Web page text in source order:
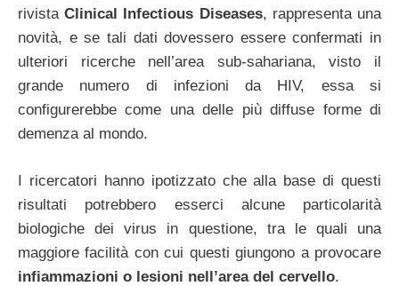
rivistaClinical Infectious Diseases, rappresenta una
novità, e se tali dati dovessero essere confermati in
ulteriori ricerche nell’area sub-sahariana, visto il
grande numero di infezioni da HIV, essa si
configurerebbe come una delle più diffuse forme di
demenza al mondo.
I ricercatori hanno ipotizzato che alla base di questi
risultati potrebbero esserci alcune particolarità
biologiche dei virus in questione, tra le quali una
maggiore facilità con cui questi giungono a provocare
infiammazioni o lesioni nell’area del cervello.